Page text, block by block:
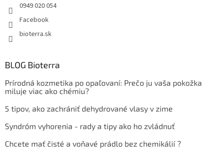
0949 020 054
Facebook
bioterra.sk
BLOG Bioterra
Prírodná kozmetika po opaľovaní: Prečo ju vaša pokožka
miluje viac ako chémiu?
5 tipov, ako zachrániť dehydrované vlasy v zime
Syndróm vyhorenia - rady a tipy ako ho zvládnuť
Chcete mať čisté a voňavé prádlo bez chemikálií ?